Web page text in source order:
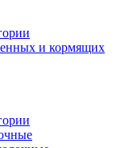
и кормящих